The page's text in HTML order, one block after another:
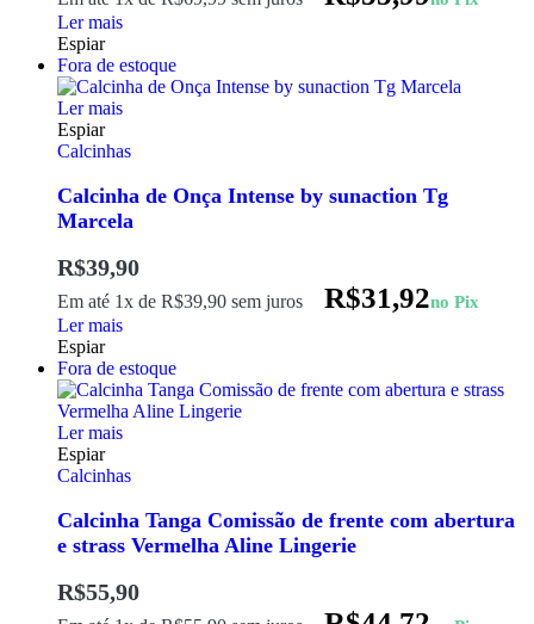
Ler mais
Espiar
Fora de estoque
Ler mais
Espiar
Calcinhas
Calcinha de Onça Intense by sunaction Tg
Marcela
R$39,90
Em até 1x de R$39,90 sem juros R$31,92no Pix
Ler mais
Espiar
Fora de estoque
Ler mais
Espiar
Calcinhas
Calcinha Tanga Comissão de frente com abertura
e strass Vermelha Aline Lingerie
R$55,90